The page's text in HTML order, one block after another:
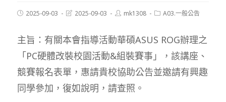
Post2025-09-03
Post2025-09-03
Postmk1308
PostA03.一般公告
主旨：有關本會指導活動華碩ASUS ROG辦理之
「PC硬體改裝校園活動&組裝賽事」，該講座、
競賽報名表單，惠請貴校協助公告並邀請有興趣
同學參加，復如說明，請查照。